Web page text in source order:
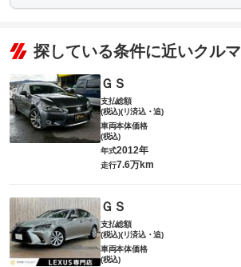
探している条件に近いクルマ
ＧＳ
支払総額
(税込)(リ済込・追)
車両本体価格
(税込)
年式2012年
走行7.6万km
ＧＳ
支払総額
(税込)(リ済込・追)
車両本体価格
(税込)